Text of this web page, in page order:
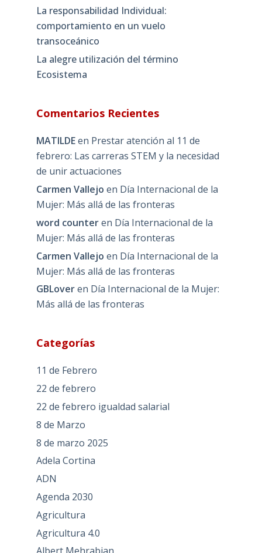
La responsabilidad Individual:
comportamiento en un vuelo
transoceánico
La alegre utilización del término
Ecosistema
Comentarios Recientes
MATILDEen Prestar atención al 11 de
febrero: Las carreras STEM y la necesidad
de unir actuaciones
Carmen Vallejo en Día Internacional de la
Mujer: Más allá de las fronteras
word counteren Día Internacional de la
Mujer: Más allá de las fronteras
Carmen Vallejo en Día Internacional de la
Mujer: Más allá de las fronteras
GBLoveren Día Internacional de la Mujer:
Más allá de las fronteras
Categorías
11 de Febrero
22 de febrero
22 de febrero igualdad salarial
8 de Marzo
8 de marzo 2025
Adela Cortina
ADN
Agenda 2030
Agricultura
Agricultura 4.0